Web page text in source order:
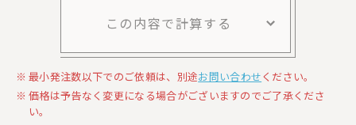
この内容で計算する
最小発注数以下でのご依頼は、別途お問い合わせください。
価格は予告なく変更になる場合がございますのでご了承くださ
い。